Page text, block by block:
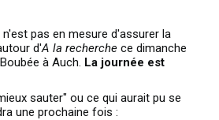
pas en mesure d'assurer la
d'A la recherche ce dimanche
à Auch. La journée est
sauter" ou ce qui aurait pu se
une prochaine fois :